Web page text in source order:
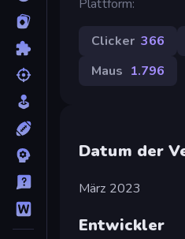
Plattform
Clicker 366
Maus 1.796
Datum der
März 2023
Entwickler